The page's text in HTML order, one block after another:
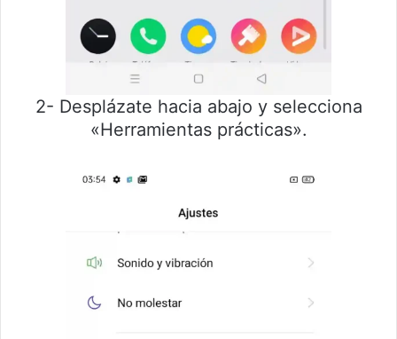
2- Desplázate hacia abajo y selecciona
«Herramientas prácticas».